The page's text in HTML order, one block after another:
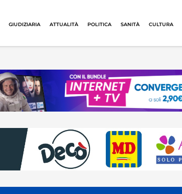
GIUDIZIARIA ATTUALITÀ POLITICA SANITÀ CULTURA